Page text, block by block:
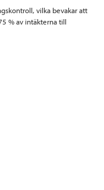
vilka bevakar att
% av intäkterna till